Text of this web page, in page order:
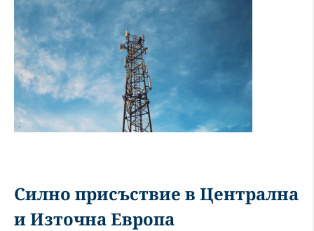
Силно присъствие в Централна
и Източна Европа